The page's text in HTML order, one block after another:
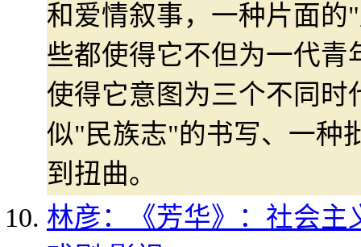
和爱情叙事，一种片面
些都使得它不但为一代
使得它意图为三个不同时
似"民族志"的书写、一种
到扭曲。
林彦：《芳华》：社会